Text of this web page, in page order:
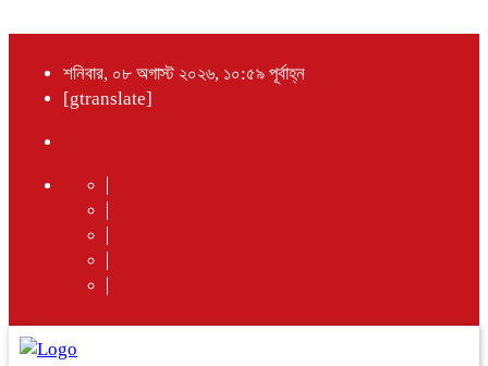
শনিবার, ০৮ অগাস্ট ২০২৬, ১০:৫৯ পূর্বাহ্ন
[gtranslate]